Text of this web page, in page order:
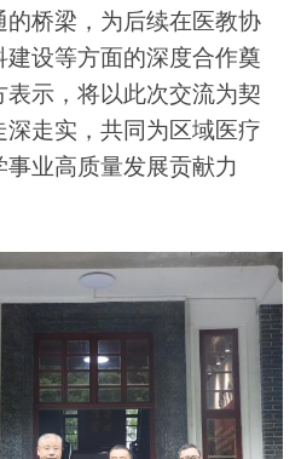
的桥梁，为后续在医教协
建设等方面的深度合作奠
示，将以此次交流为契
走实，共同为区域医疗
业高质量发展贡献力